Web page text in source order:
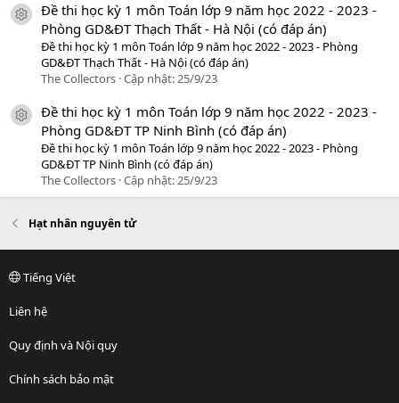
icon tài liệu
Đề thi học kỳ 1 môn Toán lớp 9 năm học 2022 - 2023 -
Phòng GD&ĐT Thạch Thất - Hà Nội (có đáp án)
Đề thi học kỳ 1 môn Toán lớp 9 năm học 2022 - 2023 - Phòng
GD&ĐT Thạch Thất - Hà Nội (có đáp án)
The Collectors Cập nhật:25/9/23
icon tài liệu
Đề thi học kỳ 1 môn Toán lớp 9 năm học 2022 - 2023 -
Phòng GD&ĐT TP Ninh Bình (có đáp án)
Đề thi học kỳ 1 môn Toán lớp 9 năm học 2022 - 2023 - Phòng
GD&ĐT TP Ninh Bình (có đáp án)
The Collectors Cập nhật: 25/9/23
Hạt nhân nguyên tử
Tiếng Việt
Liên hệ
Quy định và Nội quy
Chính sách bảo mật